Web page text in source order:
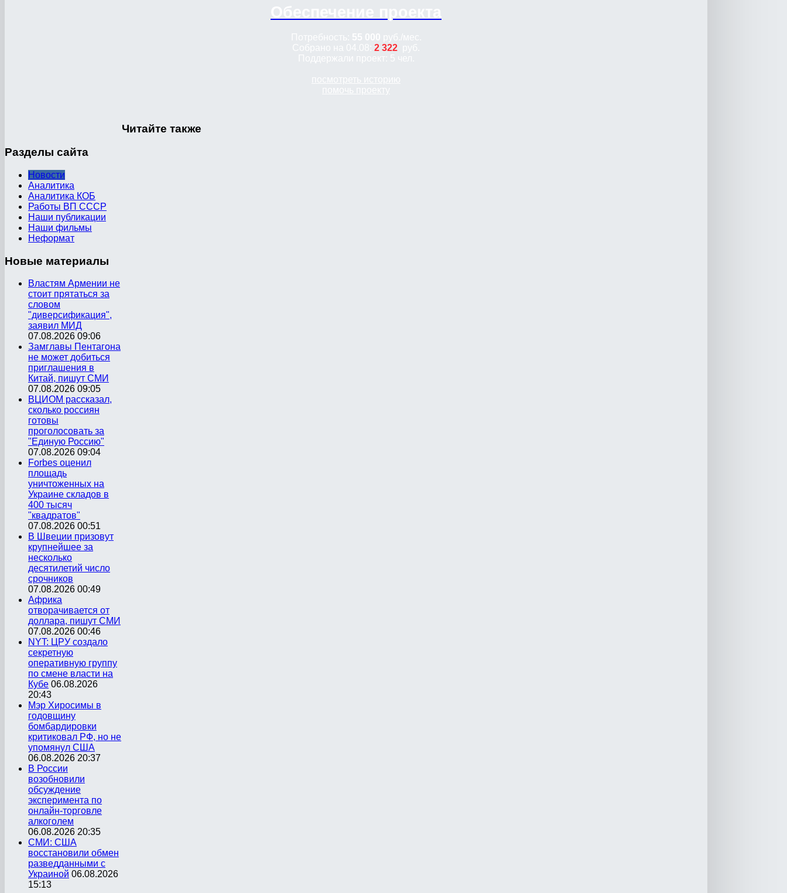
2 322
Читайте также
Разделы сайта
Новости
Аналитика
Аналитика КОБ
Работы ВП СССР
Наши публикации
Наши фильмы
Неформат
Новые материалы
Властям Армении не
стоит прятаться за
словом
"диверсификация",
заявил МИД
07.08.2026 09:06
Замглавы Пентагона
не может добиться
приглашения в
Китай, пишут СМИ
07.08.2026 09:05
ВЦИОМ рассказал,
сколько россиян
готовы
проголосовать за
"Единую Россию"
07.08.2026 09:04
Forbes оценил
площадь
уничтоженных на
Украине складов в
400 тысяч
"квадратов"
07.08.2026 00:51
В Швеции призовут
крупнейшее за
несколько
десятилетий число
срочников
07.08.2026 00:49
Африка
отворачивается от
доллара, пишут СМИ
07.08.2026 00:46
NYT: ЦРУ создало
секретную
оперативную группу
по смене власти на
Кубе 06.08.2026
20:43
Мэр Хиросимы в
годовщину
бомбардировки
критиковал РФ, но не
упомянул США
06.08.2026 20:37
В России
возобновили
обсуждение
эксперимента по
онлайн-торговле
алкоголем
06.08.2026 20:35
СМИ: США
восстановили обмен
разведданными с
Украиной 06.08.2026
15:13